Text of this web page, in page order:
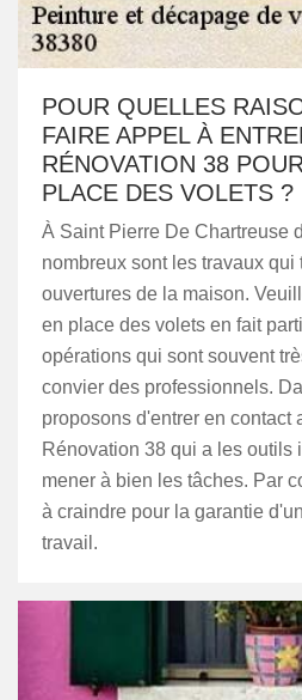
POUR QUELLES
FAIRE APPEL À
RÉNOVATION 38
PLACE DES VOLETS ?
À Saint Pierre De Chartreuse
nombreux sont les travaux qui
ouvertures de la maison.
en place des volets en fait
opérations qui sont souvent
convier des professionnels.
proposons d'entrer en contact
Rénovation 38 qui a les outils
mener à bien les tâches. Par
à craindre pour la garantie
travail.